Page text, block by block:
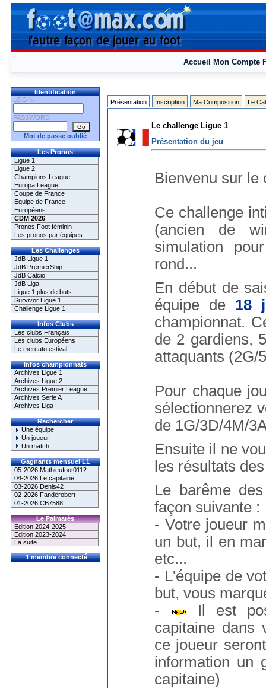
Accueil Mon Compte
Identification
LOGIN
PASSWORD
Mot de passe oublié
Les Pronos
Ligue 1
Ligue 2
Champions League
Europa League
Coupe de France
Equipe de France
Européens
CDM 2026
Pronos Foot féminin
Les pronos par équipes
Les Challenges
JdB Ligue 1
JdB PremierShip
JdB Calcio
JdB Liga
Ligue 1 plus de buts
Survivor Ligue 1
Challenge Ligue 1
Infos Clubs
Les clubs Français
Les clubs Européens
Le mercato estival
Infos championnats
Archives Ligue 1
Archives Ligue 2
Archives Premier League
Archives Serie A
Archives Liga
Rechercher
Une équipe
Un joueur
Un match
Gagnants mensuel L1
05-2026 Mathieufoot0112
04-2026 Le capitaine
03-2026 Denis42
02-2026 Fanderobert
01-2026 CB7588
Le Palmarès
Edition 2024-2025
Edition 2023-2024
La suite ...
1 membre connecté
Présentation Inscription Ma Composition Le
Le challenge Ligue 1
Présentation du jeu
Bienvenu sur le
Ce challenge
(ancien de
simulation
rond...
En début de
équipe de 18
championnat.
de 2 gardiens,
attaquants (2G/
Pour chaque
sélectionnerez
de 1G/3D/4M/
Ensuite il ne
les résultats
Le barême
façon suivante :
- Votre joueur
un but, il en
etc...
- L'équipe de
but, vous
-
Il est
capitaine dans
ce joueur
information un
capitaine)